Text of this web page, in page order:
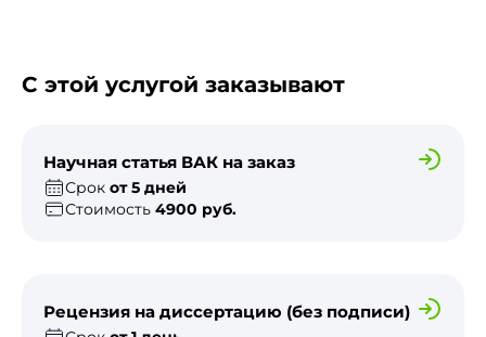
С этой услугой заказывают
Научная статья ВАК на заказ
Срок от 5 дней
Стоимость 4900 руб.
Рецензия на диссертацию (без подписи)